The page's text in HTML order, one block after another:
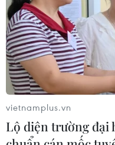
vietnamplus.vn
Lộ diện trường đại